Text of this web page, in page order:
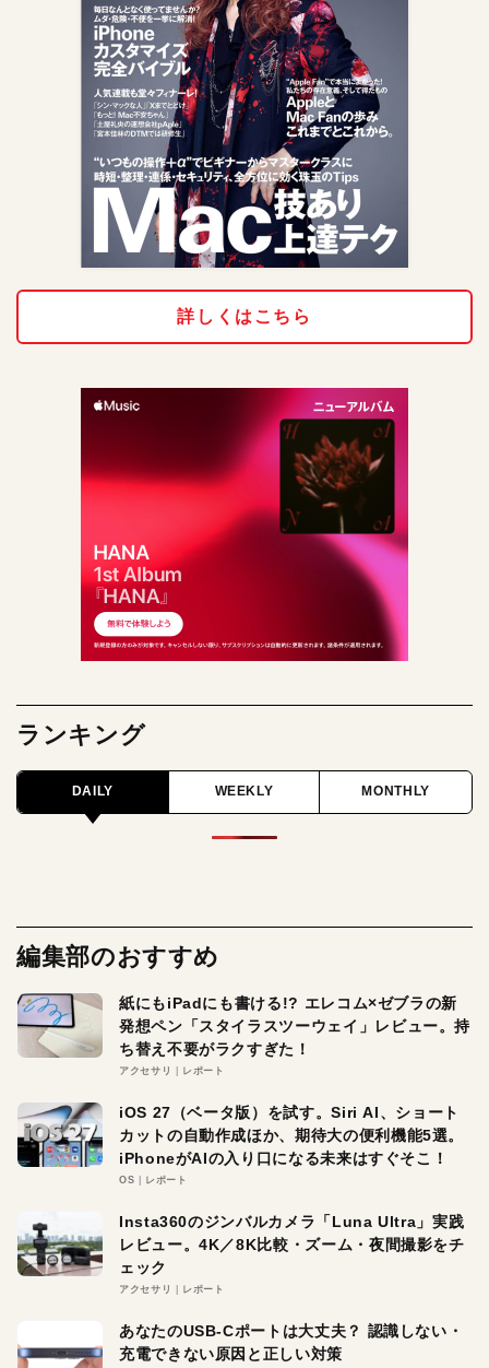
詳しくはこちら
ランキング
DAILY WEEKLY MONTHLY
編集部のおすすめ
紙にもiPadにも書ける!? エレコム×ゼブラの新
発想ペン「スタイラスツーウェイ」レビュー。持
ち替え不要がラクすぎた！
アクセサリ レポート
iOS 27（ベータ版）を試す。Siri AI、ショート
カットの自動作成ほか、期待大の便利機能5選。
iPhoneがAIの入り口になる未来はすぐそこ！
OS レポート
Insta360のジンバルカメラ「Luna Ultra」実践
レビュー。4K／8K比較・ズーム・夜間撮影をチ
ェック
アクセサリ レポート
あなたのUSB-Cポートは大丈夫？ 認識しない・
充電できない原因と正しい対策